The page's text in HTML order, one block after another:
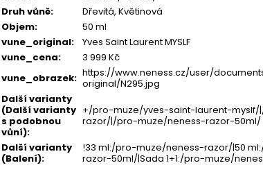
Druh vůně:
Dřevitá, Květinová
Objem:
50 ml
vune_original:
Yves Saint Laurent MYSLF
vune_cena:
3 999 Kč
vune_obrazek: https://www.neness.cz/user/
original/N295.jpg
Další varianty
(Další varianty
s podobnou
vůní):
+/pro-muze/yves-saint-laurent-
razor/|/pro-muze/neness-razor-50ml/
Další varianty
(Balení):
!33 ml:/pro-muze/neness-razor/|50
razor-50ml/|Sada 1+1:/pro-muze/